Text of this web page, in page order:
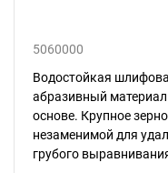
5060000
Водостойкая
абразивный
основе. Крупное
незаменимой для
грубого